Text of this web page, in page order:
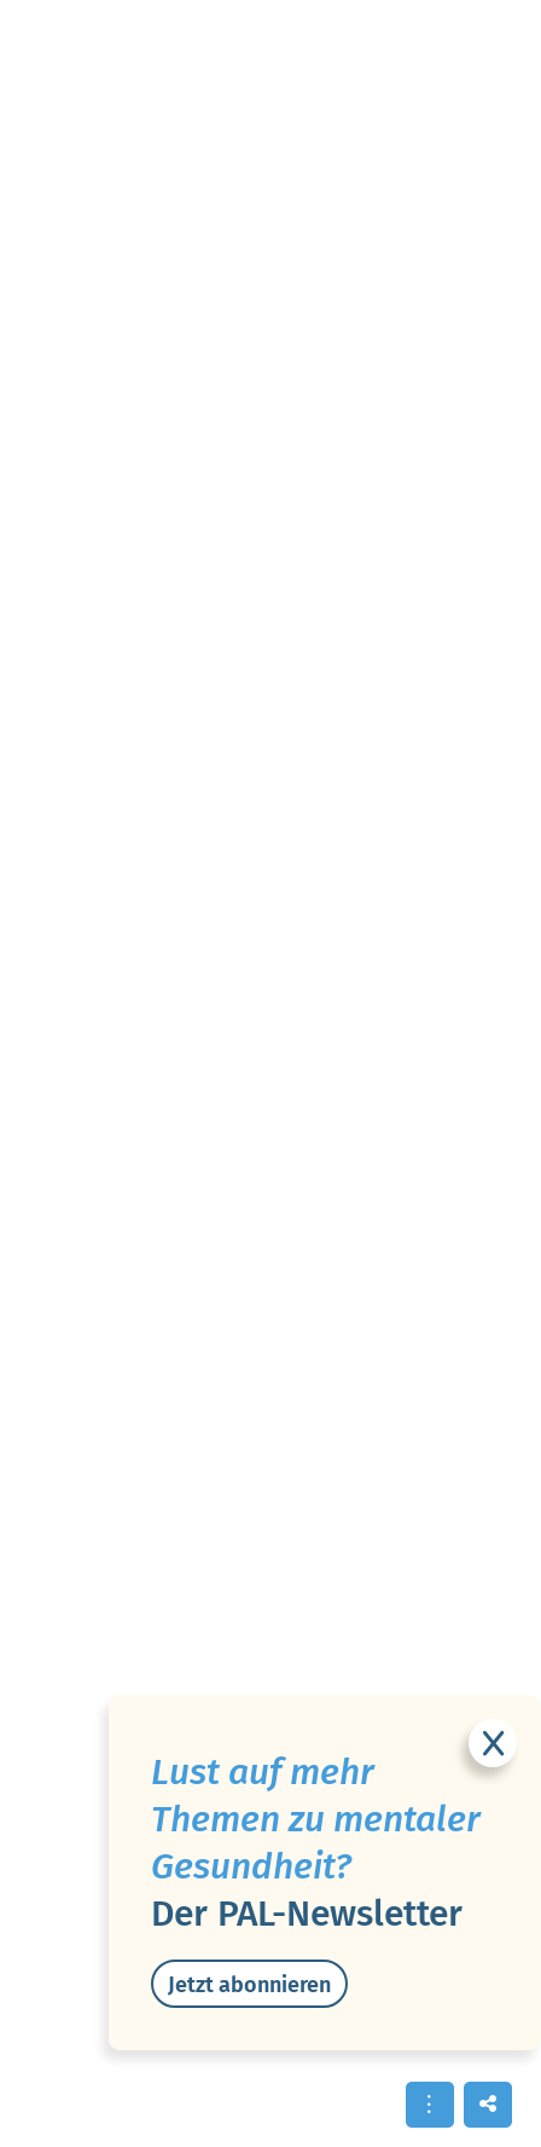
Lust auf mehr
Themen zu mentaler
Gesundheit?
Der PAL-Newsletter
Jetzt abonnieren